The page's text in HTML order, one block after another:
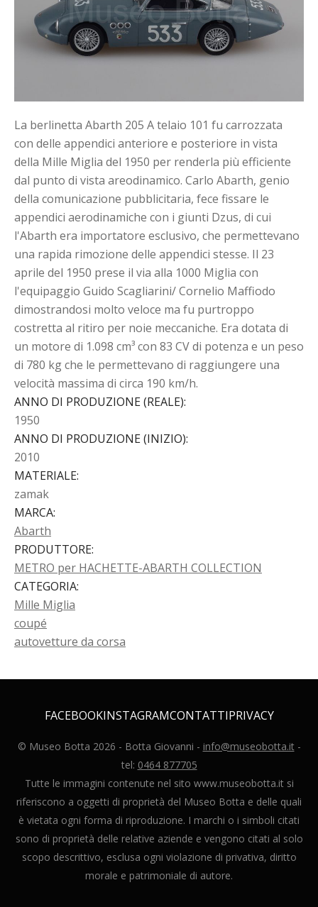
La berlinetta Abarth 205 A telaio 101 fu carrozzata
con delle appendici anteriore e posteriore in vista
della Mille Miglia del 1950 per renderla più efficiente
dal punto di vista areodinamico. Carlo Abarth, genio
della comunicazione pubblicitaria, fece fissare le
appendici aerodinamiche con i giunti Dzus, di cui
l'Abarth era importatore esclusivo, che permettevano
una rapida rimozione delle appendici stesse. Il 23
aprile del 1950 prese il via alla 1000 Miglia con
l'equipaggio Guido Scagliarini/ Cornelio Maffiodo
dimostrandosi molto veloce ma fu purtroppo
costretta al ritiro per noie meccaniche. Era dotata di
un motore di 1.098 cm³ con 83 CV di potenza e un peso
di 780 kg che le permettevano di raggiungere una
velocità massima di circa 190 km/h.
ANNO DI PRODUZIONE (REALE):
1950
ANNO DI PRODUZIONE (INIZIO):
2010
MATERIALE:
zamak
MARCA:
Abarth
PRODUTTORE:
METRO per HACHETTE-ABARTH COLLECTION
CATEGORIA:
Mille Miglia
coupé
autovetture da corsa
FACEBOOKINSTAGRAMCONTATTIPRIVACY
© Museo Botta 2026 - Botta Giovanni - info@museobotta.it-
tel: 0464 877705
Tutte le immagini contenute nel sito www.museobotta.it si
riferiscono a oggetti di proprietà del Museo Botta e delle quali
è vietata ogni forma di riproduzione. I marchi o i simboli citati
sono di proprietà delle relative aziende e vengono citati al solo
scopo descrittivo, esclusa ogni violazione di privativa, diritto
morale e patrimoniale di autore.